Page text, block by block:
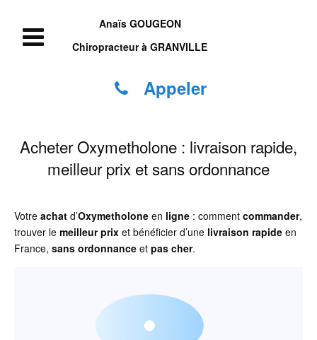
Anaïs GOUGEON
Chiropracteur à GRANVILLE
Appeler
Acheter Oxymetholone : livraison rapide,
meilleur prix et sans ordonnance
Votre achat d’Oxymetholone en ligne : comment commander,
trouver le meilleur prix et bénéficier d’une livraison rapide en
France, sans ordonnance et pas cher.